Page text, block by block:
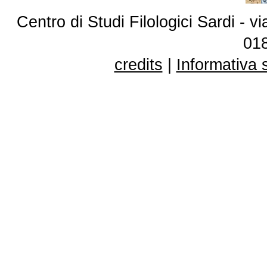
Centro di Studi Filologici Sardi -
credits
Informativa